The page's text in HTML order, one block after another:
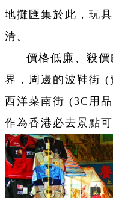
地攤匯集於此，玩
清。
價格低廉、殺
界，周邊的波鞋街 (
西洋菜南街 (3C用
作為香港必去景點